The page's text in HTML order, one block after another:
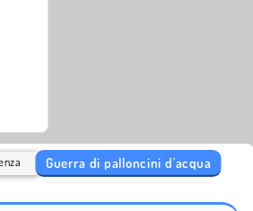
Guerra di palloncini d'acqua